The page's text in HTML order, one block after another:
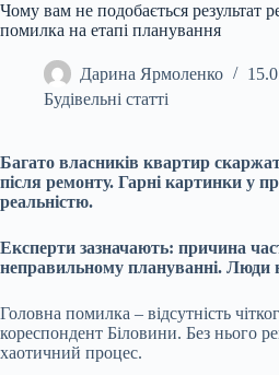
Чому вам не подобається результат
помилка на етапі планування
Дарина Ярмоленко
Будівельні статті
Багато власників квартир
після ремонту. Гарні картинки у
реальністю.
Експерти зазначають: причина
неправильному плануванні. Люди
Головна помилка – відсутність
кореспондент Біловини. Без нього
хаотичний процес.